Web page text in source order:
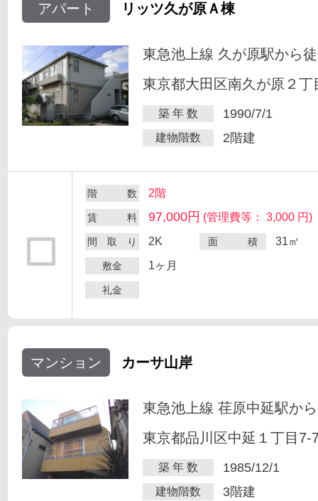
アパート リッツ久が原Ａ棟
東急池上線 久が原駅から
東京都大田区南久が原２丁
築 年 数 1990/7/1
建物階数 2階建
階 数 2階
賃 料 97,000円 (管理費等： 3,000 円)
間 取 り 2K 面 積 31㎡
敷金 1ヶ月
礼金
マンション カーサ山岸
東急池上線 荏原中延駅か
東京都品川区中延１丁目7-
築 年 数 1985/12/1
建物階数 3階建